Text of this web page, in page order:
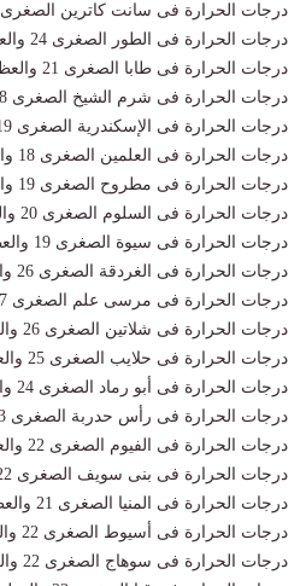
درجات الحرارة فى سانت كاترين الصغرى 12 والعظمى 30
درجات الحرارة فى الطور الصغرى 24 والعظمى 33
درجات الحرارة فى طابا الصغرى 21 والعظمى 32
درجات الحرارة فى شرم الشيخ الصغرى 28 والعظمى 38
درجات الحرارة فى الإسكندرية الصغرى 19 والعظمى 29
درجات الحرارة فى العلمين الصغرى 18 والعظمى 28
درجات الحرارة فى مطروح الصغرى 19 والعظمى 27
درجات الحرارة فى السلوم الصغرى 20 والعظمى 32
درجات الحرارة فى سيوة الصغرى 19 والعظمى 37
درجات الحرارة فى الغردقة الصغرى 26 والعظمى 37
درجات الحرارة فى مرسى علم الصغرى 27 والعظمى 36
درجات الحرارة فى شلاتين الصغرى 26 والعظمى 36
درجات الحرارة فى حلايب الصغرى 25 والعظمى 33
درجات الحرارة فى أبو رماد الصغرى 24 والعظمى 34
درجات الحرارة فى رأس حدربة الصغرى 23 والعظمى 35
درجات الحرارة فى الفيوم الصغرى 22 والعظمى 36
درجات الحرارة فى بنى سويف الصغرى 22 والعظمى 36
درجات الحرارة فى المنيا الصغرى 21 والعظمى 37
درجات الحرارة فى أسيوط الصغرى 22 والعظمى 37
درجات الحرارة فى سوهاج الصغرى 22 والعظمى 38